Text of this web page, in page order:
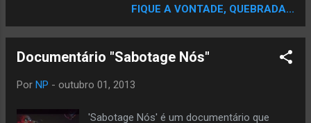
papo com os artistas integrantes do filme
que estiverem presentes e a equipe do
Coletivo Ganzá!!! "São Paulo. Tão imensa,
tão problemática, tão intensa, tão criativa.
mundial do graffiti e abriga um grande
FIQUE A VONTADE, QUEBRADA...
Documentário "Sabotage Nós"
Por NP - outubro 01, 2013
'Sabotage Nós' é um documentário que